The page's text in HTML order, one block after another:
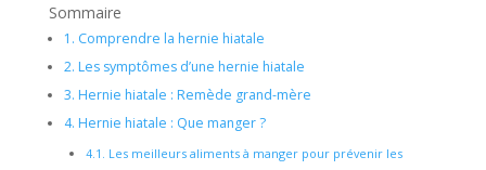
Sommaire
1. Comprendre la hernie hiatale
2. Les symptômes d’une hernie hiatale
3. Hernie hiatale : Remède grand-mère
4. Hernie hiatale : Que manger ?
4.1. Les meilleurs aliments à manger pour prévenir les